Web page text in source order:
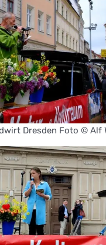
Dresden Foto © Alf